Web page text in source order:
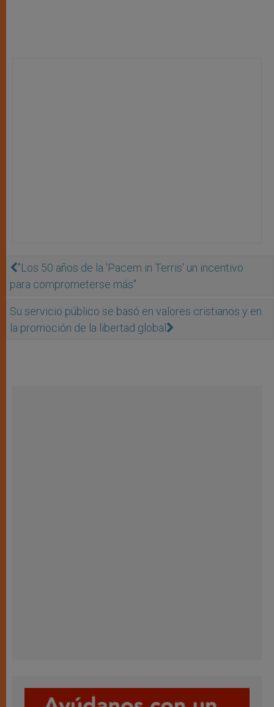
''Los 50 años de la 'Pacem in Terris' un incentivo
para comprometerse más''
Su servicio público se basó en valores cristianos y en
la promoción de la libertad global